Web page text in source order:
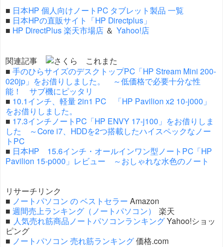
■ 日本HP 個人向けノートPC タブレット製品 一覧
■ 日本HPの直販サイト「HP Directplus」
■ HP DirectPlus 楽天市場店 ＆ Yahoo!店
関連記事
■ 手のひらサイズのデスクトップPC「HP Stream Mini 200-
020jp」をお借りしました。 ～低価格で必要十分な性
能！ サブ機にピッタリ
■ 10.1インチ、軽量 2in1 PC 「HP Pavilion x2 10-j000」
をお借りしました。
■ 17.3インチノートPC「HP ENVY 17-j100」をお借りしま
した ～Core i7、HDDを2つ搭載したハイスペックなノー
トPC
■ 日本HP 15.6インチ・オールインワン型ノートPC「HP
Pavilion 15-p000」レビュー ～おしゃれな水色のノート
リサーチリンク
■ ノートパソコン の ベストセラー Amazon
■ 週間売上ランキング（ノートパソコン）
楽天
■ 人気売れ筋商品ノートパソコンランキングYahoo!ショッ
ピング
■ ノートパソコン 売れ筋ランキング価格.com